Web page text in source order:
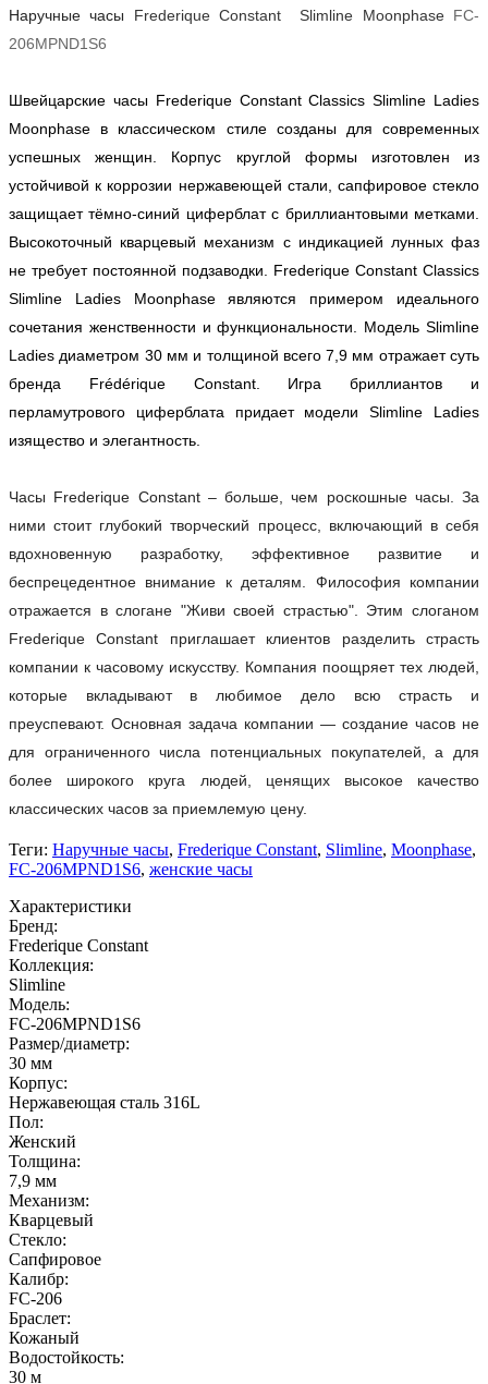
Наручные часы Frederique Constant Slimline Moonphase FC-
206MPND1S6
Швейцарские часы Frederique Constant Classics Slimline Ladies
Moonphase в классическом стиле созданы для современных
успешных женщин. Корпус круглой формы изготовлен из
устойчивой к коррозии нержавеющей стали, сапфировое стекло
защищает тёмно-синий циферблат с бриллиантовыми метками.
Высокоточный кварцевый механизм с индикацией лунных фаз
не требует постоянной подзаводки. Frederique Constant Classics
Slimline Ladies Moonphase являются примером идеального
сочетания женственности и функциональности. Модель Slimline
Ladies диаметром 30 мм и толщиной всего 7,9 мм отражает суть
бренда Frédérique Constant. Игра бриллиантов и
перламутрового циферблата придает модели Slimline Ladies
изящество и элегантность.
Часы Frederique Constant – больше, чем роскошные часы. За
ними стоит глубокий творческий процесс, включающий в себя
вдохновенную разработку, эффективное развитие и
беспрецедентное внимание к деталям. Философия компании
отражается в слогане "Живи своей страстью". Этим слоганом
Frederique Constant приглашает клиентов разделить страсть
компании к часовому искусству. Компания поощряет тех людей,
которые вкладывают в любимое дело всю страсть и
преуспевают. Основная задача компании — создание часов не
для ограниченного числа потенциальных покупателей, а для
более широкого круга людей, ценящих высокое качество
классических часов за приемлемую цену.
Теги: Наручные часы, Frederique Constant, Slimline, Moonphase,
FC-206MPND1S6, женские часы
Характеристики
Бренд:
Frederique Constant
Коллекция:
Slimline
Модель:
FC-206MPND1S6
Размер/диаметр:
30 мм
Корпус:
Нержавеющая сталь 316L
Пол:
Женский
Толщина:
7,9 мм
Механизм:
Кварцевый
Стекло:
Сапфировое
Калибр:
FC-206
Браслет:
Кожаный
Водостойкость:
30 м